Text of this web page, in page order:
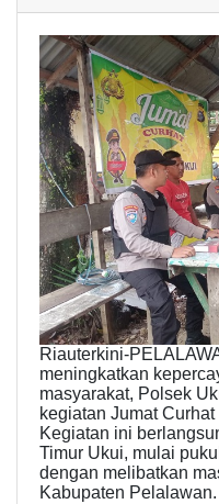
Riauterkini-
meningkatkan
masyarakat, Polsek
kegiatan Jumat
Kegiatan ini
Timur Ukui, mulai
dengan melibatkan
Kabupaten Pelalawan.